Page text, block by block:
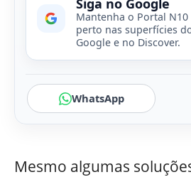
Siga no Google
Mantenha o Portal N10
perto nas superfícies
Google e no Discover.
WhatsApp
Mesmo algumas